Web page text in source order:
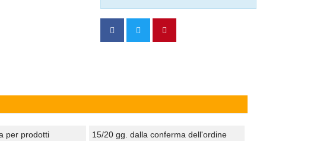
per prodotti
15/20 gg. dalla conferma dell'ordine